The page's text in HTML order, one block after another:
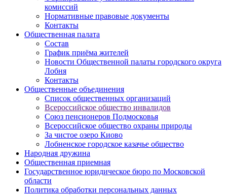
комиссий
Нормативные правовые документы
Контакты
Общественная палата
Состав
График приёма жителей
Новости Общественной палаты городского округа
Лобня
Контакты
Общественные объединения
Cписок общественных организаций
Всероссийское общество инвалидов
Союз пенсионеров Подмосковья
Всероссийское общество охраны природы
За чистое озеро Киово
Лобненское городское казачье общество
Народная дружина
Общественная приемная
Государственное юридическое бюро по Московской
области
Политика обработки персональных данных